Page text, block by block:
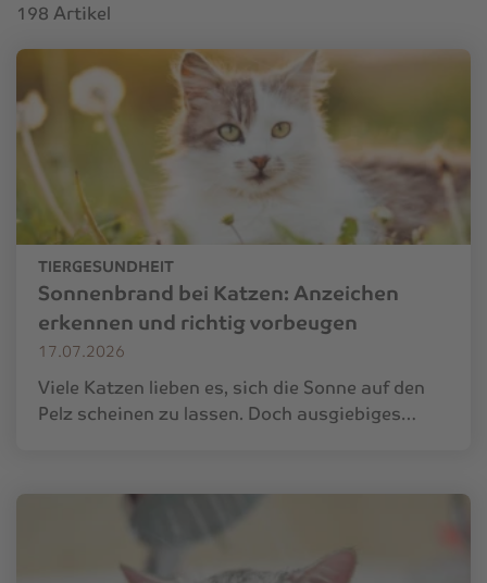
198 Artikel
TIERGESUNDHEIT
Sonnenbrand bei Katzen: Anzeichen
erkennen und richtig vorbeugen
17.07.2026
Viele Katzen lieben es, sich die Sonne auf den
Pelz scheinen zu lassen. Doch ausgiebiges…